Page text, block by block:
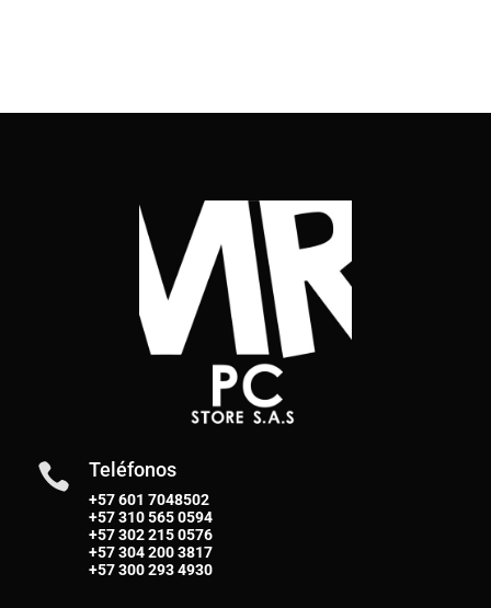
 Teléfonos
+57 601 7048502
+57310 565 0594
+57302 215 0576
+57304 200 3817
+57300 293 4930